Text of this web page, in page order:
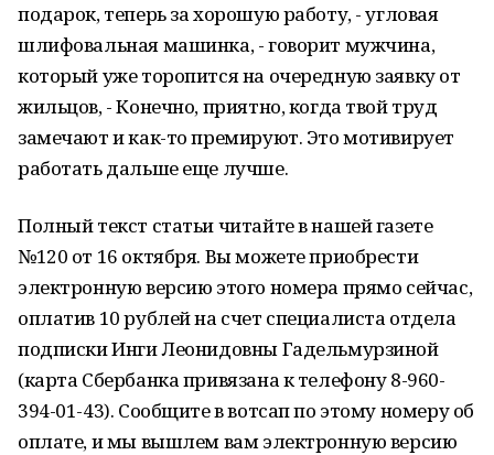
подарок, теперь за хорошую работу, - угловая
шлифовальная машинка, - говорит мужчина,
который уже торопится на очередную заявку от
жильцов, - Конечно, приятно, когда твой труд
замечают и как-то премируют. Это мотивирует
работать дальше еще лучше.
Полный текст статьи читайте в нашей газете
№120 от 16 октября. Вы можете приобрести
электронную версию этого номера прямо сейчас,
оплатив 10 рублей на счет специалиста отдела
подписки Инги Леонидовны Гадельмурзиной
(карта Сбербанка привязана к телефону 8-960-
394-01-43). Сообщите в вотсап по этому номеру об
оплате, и мы вышлем вам электронную версию